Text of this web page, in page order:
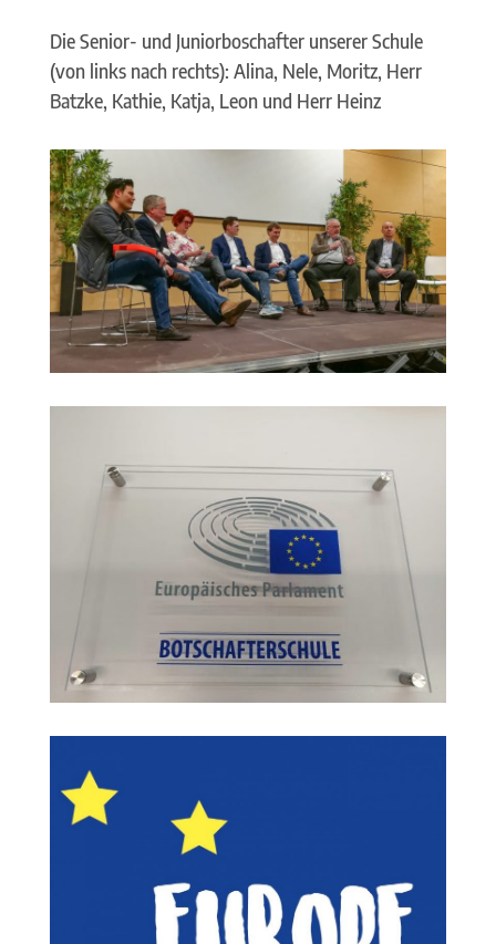
Die Senior- und Juniorboschafter unserer Schule
(von links nach rechts): Alina, Nele, Moritz, Herr
Batzke, Kathie, Katja, Leon und Herr Heinz